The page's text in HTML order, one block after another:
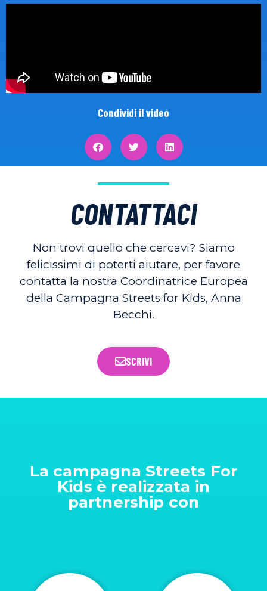
Condividi il video
CONTATTACI
Non trovi quello che cercavi? Siamo
felicissimi di poterti aiutare, per favore
contatta la nostra Coordinatrice Europea
della Campagna Streets for Kids, Anna
Becchi.
SCRIVI
La campagna Streets For
Kids è realizzata in
partnership con